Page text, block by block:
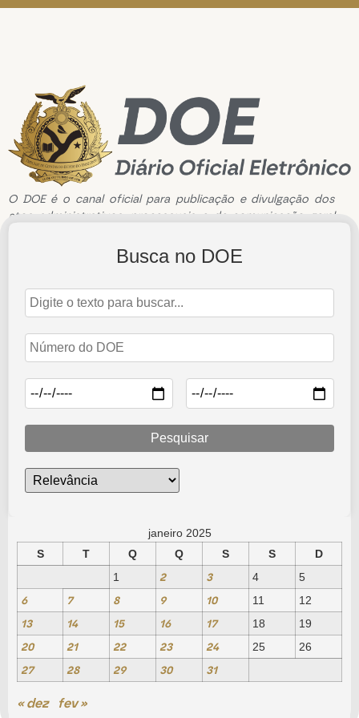
O DOE é o canal oficial para publicação e divulgação dos
atos administrativos, processuais e de comunicação geral
Edição de n°3479 de 22 de janeiro de 2025
22 de janeiro de 2025
Abrir Edição
Busca no DOE
Pesquisar
janeiro 2025
S
T Q Q S S
D
1
2 3 4 5
6 7 8 9 10 11 12
13 14 15 16 17 18 19
20 21 22 23 24 25 26
27 28 29 30 31
« dez fev »